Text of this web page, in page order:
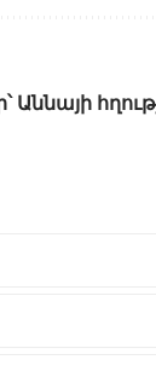
Աննայի